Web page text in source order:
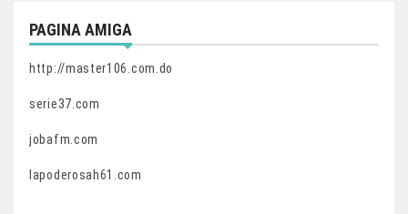
PAGINA AMIGA
http://master106.com.do
serie37.com
jobafm.com
lapoderosah61.com